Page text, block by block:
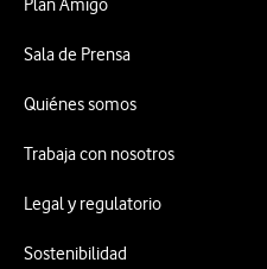
Plan Amigo
Sala de Prensa
Quiénes somos
Trabaja con nosotros
Legal y regulatorio
Sostenibilidad